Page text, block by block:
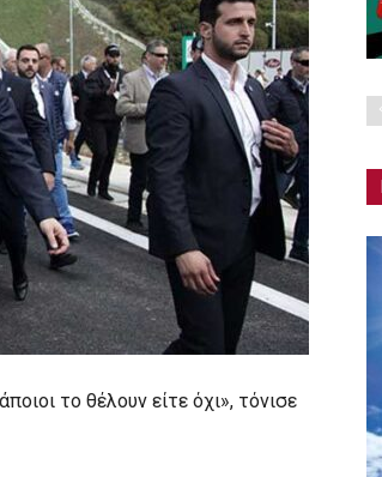
το θέλουν είτε όχι», τόνισε